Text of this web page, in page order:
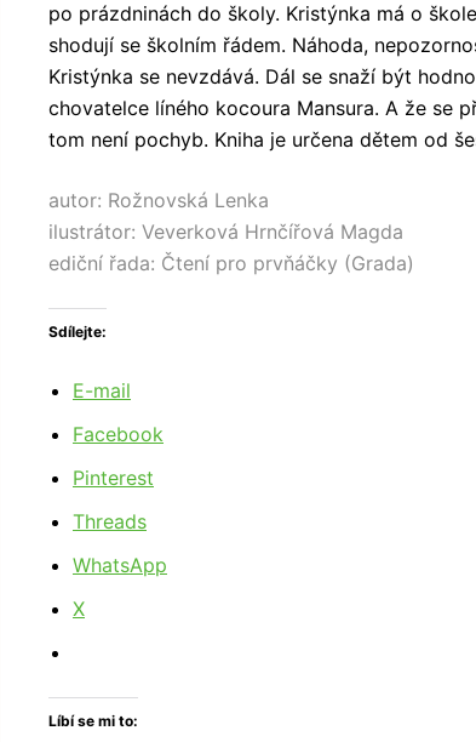
po prázdninách do školy. Kristýnka má o
shodují se školním řádem. Náhoda,
Kristýnka se nevzdává. Dál se snaží být
chovatelce líného kocoura Mansura. A že se
tom není pochyb. Kniha je určena dětem od
autor: Rožnovská Lenka
ilustrátor: Veverková Hrnčířová Magda
ediční řada: Čtení pro prvňáčky (Grada)
Sdílejte:
E-mail
Facebook
Pinterest
Threads
WhatsApp
X
Líbí se mi to: